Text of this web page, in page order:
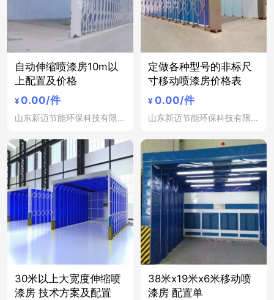
自动伸缩喷漆房10m以
上配置及价格
¥ 0.00/件
山东新迈节能环保科技有限公司
定做各种型号的非标尺
寸移动喷漆房价格表
¥ 0.00/件
山东新迈节能环保科技有限公司
30米以上大宽度伸缩喷
漆房 技术方案及配置
38米x19米x6米移动喷
漆房 配置单